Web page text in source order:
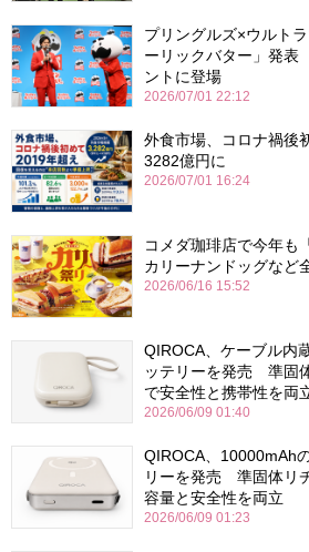
プリングルズ×ウルト
ーリックバター」発
ントに登場
2026/07/01 22:12
外食市場、コロナ禍
3282億円に
2026/07/01 16:24
コメダ珈琲店で今年
カリーナンドッグなど
2026/06/16 15:52
QIROCA、ケーブル内
ッテリーを発売 準固
で安全性と携帯性を両
2026/06/09 01:40
QIROCA、10000mAh
リーを発売 準固体リ
容量と安全性を両立
2026/06/09 01:23